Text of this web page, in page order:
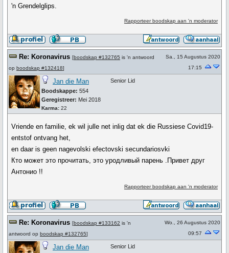
'n Grendelglips.
Rapporteer boodskap aan 'n moderator
Re: Koronavirus [boodskap #132765 is 'n antwoord
op boodskap #132418]
Sa., 15 Augustus 2020
17:15
Jan die Man
Boodskappe: 554
Geregistreer: Mei 2018
Karma: 22
Senior Lid
Vriende en familie, ek wil julle net inlig dat ek die Russiese Covid19-
entstof ontvang het,
en daar is geen nagevolski efectovski secundariosvki
Кто может это прочитать, это уродливый парень .Привет друг
Антонио !!
Rapporteer boodskap aan 'n moderator
Re: Koronavirus [boodskap #133162 is 'n
antwoord op boodskap #132765]
Wo., 26 Augustus 2020
09:57
Jan die Man Senior Lid